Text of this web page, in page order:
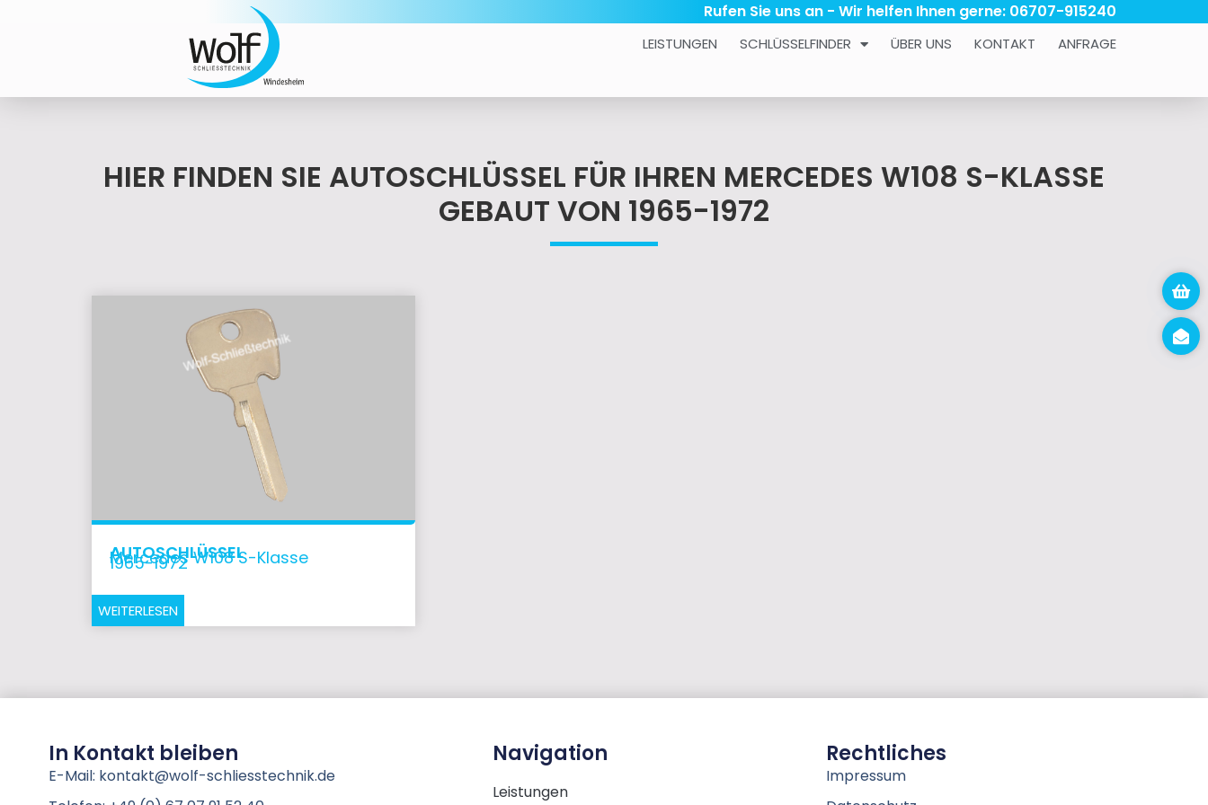
Rufen Sie uns an - Wir helfen Ihnen gerne: 06707-915240
LEISTUNGEN SCHLÜSSELFINDER ÜBER UNS KONTAKT ANFRAGE
HIER FINDEN SIE AUTOSCHLÜSSEL FÜR IHREN MERCEDES W108 S-KLASSE
GEBAUT VON 1965-1972
AUTOSCHLÜSSEL
Mercedes W108 S-Klasse
1965-1972
WEITERLESEN
In Kontakt bleiben
E-Mail: kontakt@wolf-schliesstechnik.de
Navigation
Leistungen
Rechtliches
Impressum